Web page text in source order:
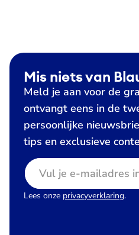
Mis niets van
Meld je aan voor de
ontvangt eens in de
persoonlijke
tips en exclusieve
E-mailadres
Lees onze privacyverklaring.